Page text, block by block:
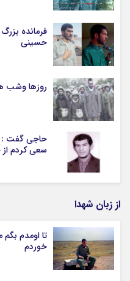
فرمانده
حسینی
روزها وشب
حاجی گفت :
سعی کردم از
از زبان شهدا
تا اومدم
خوردم